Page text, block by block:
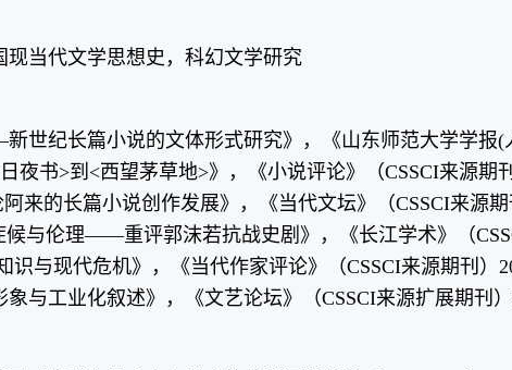
现当代文学思想史，科幻文学研究
世纪长篇小说的文体形式研究》，《山东师范大学学报(
夜书>到<西望茅草地>》，《小说评论》（CSSCI来源期
来的长篇小说创作发展》，《当代文坛》（CSSCI来源
候与伦理——重评郭沫若抗战史剧》，《长江学术》（
识与现代危机》，《当代作家评论》（CSSCI来源期刊）
象与工业化叙述》，《文艺论坛》（CSSCI来源扩展期刊